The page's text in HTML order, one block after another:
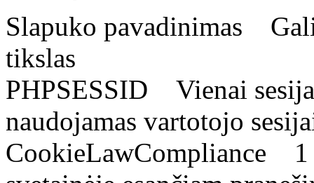
Slapuko pavadinimas
tikslas
PHPSESSID Vienai
naudojamas vartotojo
CookieLawCompliance 1